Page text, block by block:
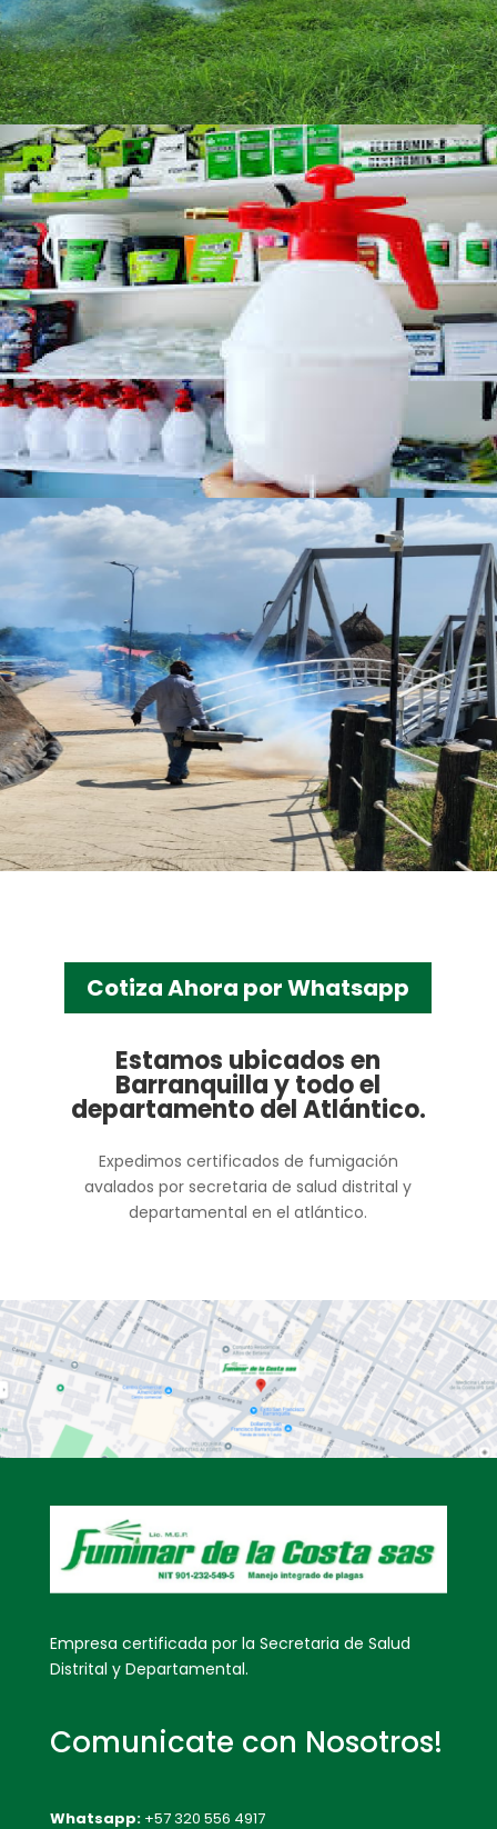
Cotiza Ahora por Whatsapp
Estamos ubicados en
Barranquilla y todo el
departamento del Atlántico.
Expedimos certificados de fumigación
avalados por secretaria de salud distrital y
departamental en el atlántico.
Empresa certificada por la Secretaria de Salud
Distrital y Departamental.
Comunicate con Nosotros!
Whatsapp: +57 320 556 4917